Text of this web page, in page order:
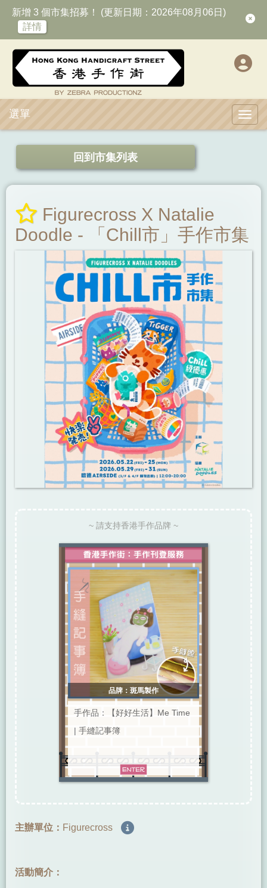
新增 3 個市集招募！ (更新日期：2026年08月06日)
詳情
選單
回到市集列表
Figurecross X Natalie
Doodle - 「Chill市」手作市集
~ 請支持香港手作品牌 ~
品牌：斑馬製作
手作品：【好好生活】Me Time
| 手縫記事簿
主辦單位： Figurecross
活動簡介：